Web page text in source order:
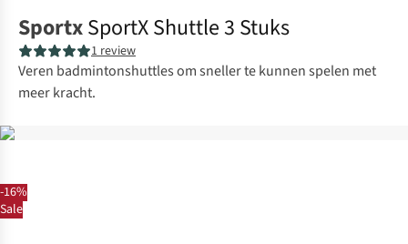
-16%
Sale
SportxSportX Shuttle 3 Stuks
1 review
Veren badmintonshuttles om sneller te kunnen spelen met
meer kracht.